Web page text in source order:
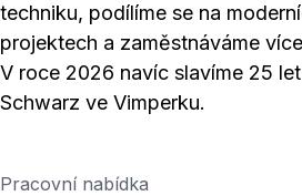
techniku, podílíme se na
projektech a zaměstnáváme
V roce 2026 navíc slavíme 25
Schwarz ve Vimperku.
Pracovní nabídka